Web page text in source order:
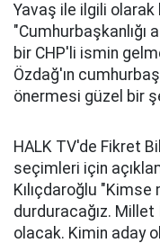
Yavaş ile ilgili olarak
"Cumhurbaşkanlığı
bir CHP'li ismin
Özdağ'ın
önermesi güzel bir
HALK TV'de Fikret
seçimleri için
Kılıçdaroğlu
durduracağız. Millet
olacak. Kimin aday